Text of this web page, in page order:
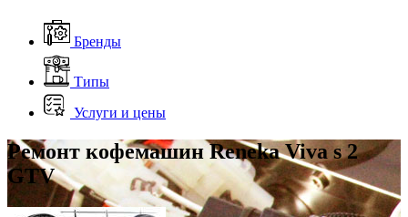
Бренды
Типы
Услуги и цены
Ремонт кофемашин Reneka Viva s 2
GTV